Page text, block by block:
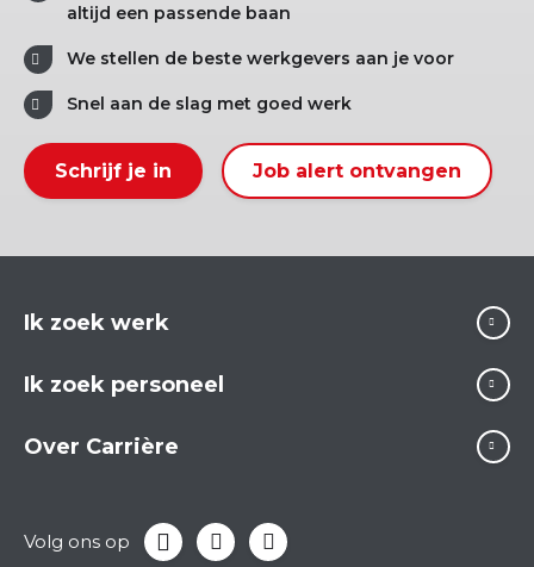
altijd een passende baan
We stellen de beste werkgevers aan je voor
Snel aan de slag met goed werk
Schrijf je in Job alert ontvangen
Ik zoek werk
Ik zoek personeel
Over Carrière
Volg ons op